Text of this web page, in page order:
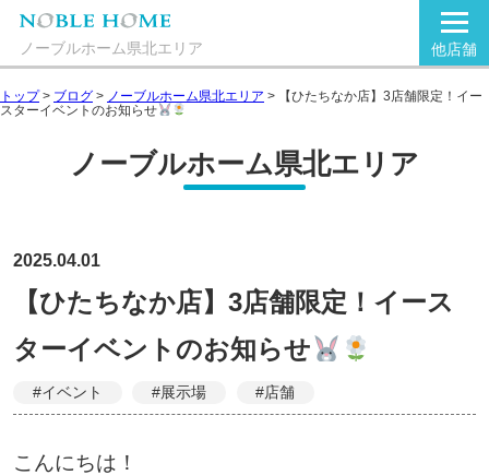
ノーブルホーム県北エリア 他店舗
トップ> ブログ > ノーブルホーム県北エリア >
【ひたちなか店】3店舗限定！イー
スターイベントのお知らせ
ノーブルホーム県北エリア
2025.04.01
【ひたちなか店】3店舗限定！イース
ターイベントのお知らせ
#イベント #展示場 #店舗
こんにちは！